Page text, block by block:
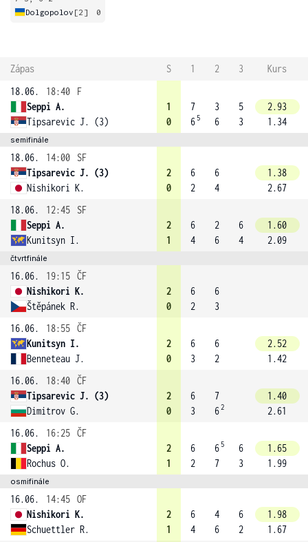
Dolgopolov [2] 0
Zápas S 1 2 3
Kurs
18.06.
18:40
F
Seppi A.
Tipsarevic J. (3)
1
0
7
6 5
3
6
5
3
2.93
1.34
semifinále
18.06. 14:00
SF
Tipsarevic J. (3)
Nishikori K.
2
0
6
2
6
4
1.38
2.67
18.06.
12:45
SF
Seppi A.
Kunitsyn I.
2
1
6
4
2
6
6
4
1.60
2.09
čtvrtfinále
16.06. 19:15 ČF
Nishikori K.
Štěpánek R.
2
0
6
2
6
3
16.06.
18:55 ČF
Kunitsyn I.
Benneteau J.
2
0
6
3
6
2
2.52
1.42
16.06.
18:40 ČF
Tipsarevic J. (3)
Dimitrov G.
2
0
6
3
7
62
1.40
2.61
16.06.
16:25 ČF
Seppi A.
Rochus O.
2
1
6
2
6 5
7
6
3
1.65
1.99
osmifinále
16.06. 14:45 OF
Nishikori K.
Schuettler R.
2
1
6
4
4
6
6
2
1.98
1.67